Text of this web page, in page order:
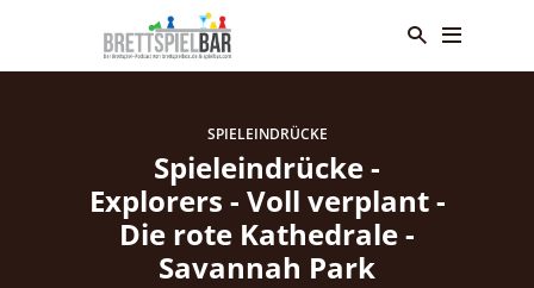
SPIELEINDRÜCKE
Spieleindrücke -
Explorers - Voll verplant -
Die rote Kathedrale -
Savannah Park